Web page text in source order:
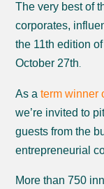
The very best of
corporates,
the 11th edition
October 27th
As aterm winner
we’re invited to
guests from the
entrepreneurial
More than 750